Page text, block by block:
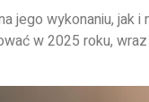
jego wykonaniu, jak i
w 2025 roku,